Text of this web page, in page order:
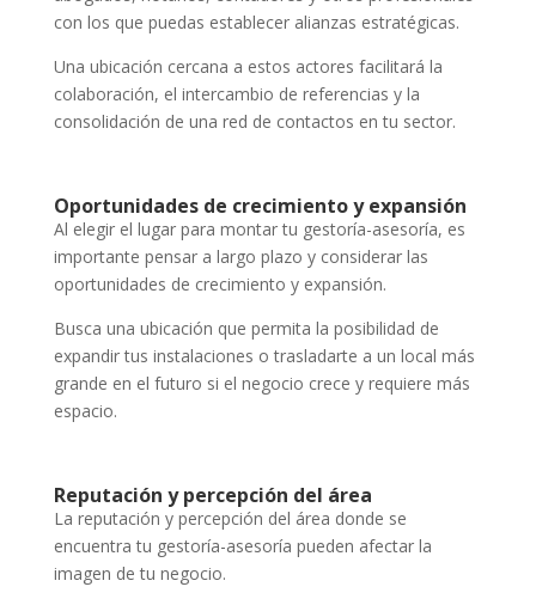
con los que puedas establecer alianzas estratégicas.
Una ubicación cercana a estos actores facilitará la
colaboración, el intercambio de referencias y la
consolidación de una red de contactos en tu sector.
Oportunidades de crecimiento y expansión
Al elegir el lugar para montar tu gestoría-asesoría, es
importante pensar a largo plazo y considerar las
oportunidades de crecimiento y expansión.
Busca una ubicación que permita la posibilidad de
expandir tus instalaciones o trasladarte a un local más
grande en el futuro si el negocio crece y requiere más
espacio.
Reputación y percepción del área
La reputación y percepción del área donde se
encuentra tu gestoría-asesoría pueden afectar la
imagen de tu negocio.